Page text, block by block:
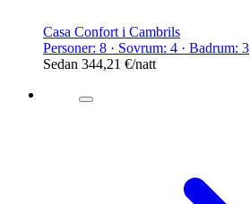
Casa Confort i Cambrils
Personer: 8 · Sovrum: 4 · Badrum: 3
Sedan 344,21 €/natt